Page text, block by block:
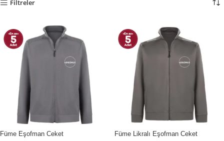
Filtreler
İndirim
Füme Eşofman Ceket İndirim
Füme Likralı Eşofman Ceket